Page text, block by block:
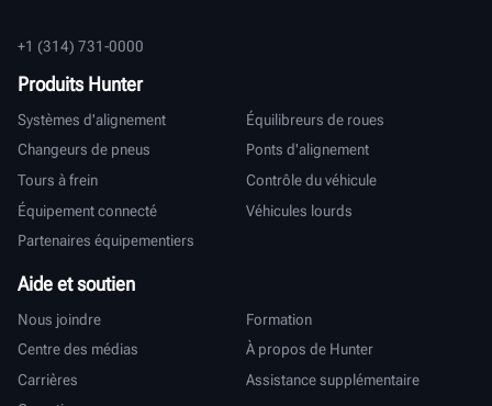
+1 (314) 731-0000
Produits Hunter
Systèmes d'alignement
Équilibreurs de roues
Changeurs de pneus
Ponts d'alignement
Tours à frein
Contrôle du véhicule
Équipement connecté
Véhicules lourds
Partenaires équipementiers
Aide et soutien
Nous joindre
Formation
Centre des médias
À propos de Hunter
Carrières
Assistance supplémentaire